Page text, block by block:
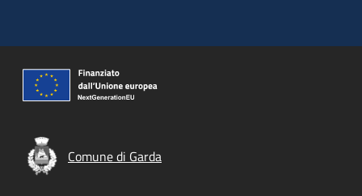
Comune di Garda